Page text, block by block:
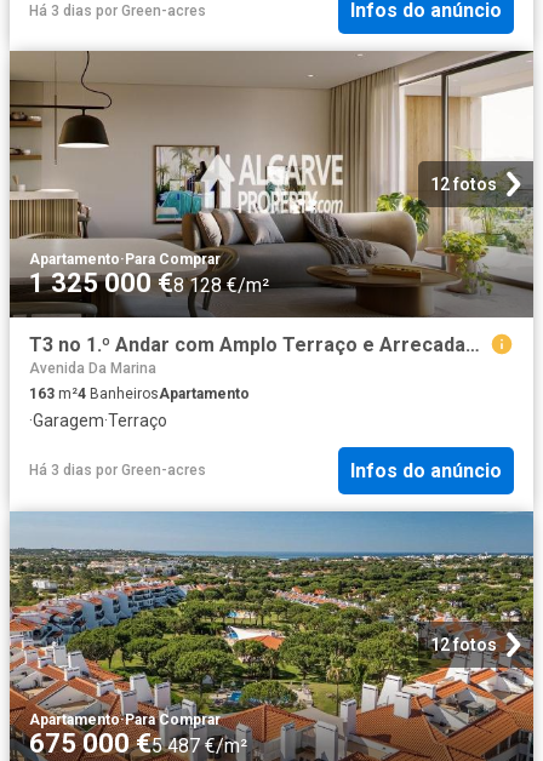
Há 3 dias por Green-acres Infos do anúncio
12 fotos
Apartamento· Para Comprar
1 325 000 €8 128 €/m²
T3 no 1.º Andar com Amplo Terraço e Arrecadação Espaçosa 163m² Quarteira
Avenida Da Marina
163 m²4 BanheirosApartamento
·Garagem·Terraço
Há 3 dias por Green-acres Infos do anúncio
12 fotos
Apartamento·Para Comprar
675 000 €5 487 €/m²